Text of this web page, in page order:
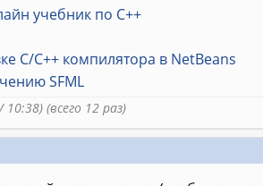
учебник по C++
C/C++ компилятора в NetBeans
SFML
(всего 12 раз)